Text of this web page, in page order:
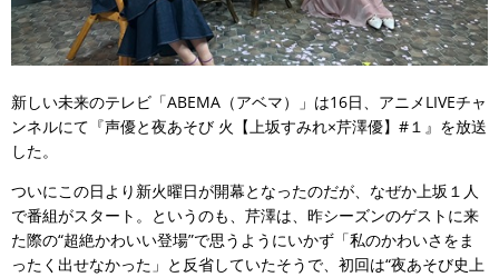
新しい未来のテレビ「ABEMA（アベマ）」は16日、アニメLIVEチャ
ンネルにて『声優と夜あそび 火【上坂すみれ×芹澤優】#１』を放送
した。
ついにこの日より新火曜日が開幕となったのだが、なぜか上坂１人
で番組がスタート。というのも、芹澤は、昨シーズンのゲストに来
た際の“超絶かわいい登場”で思うようにいかず「私のかわいさをま
ったく出せなかった」と反省していたそうで、初回は“夜あそび史上